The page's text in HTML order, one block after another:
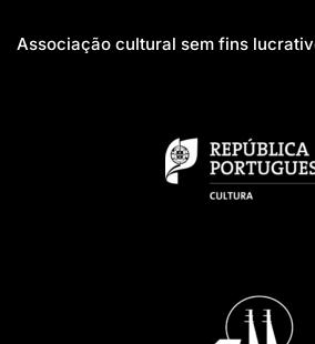
Associação cultural sem fins